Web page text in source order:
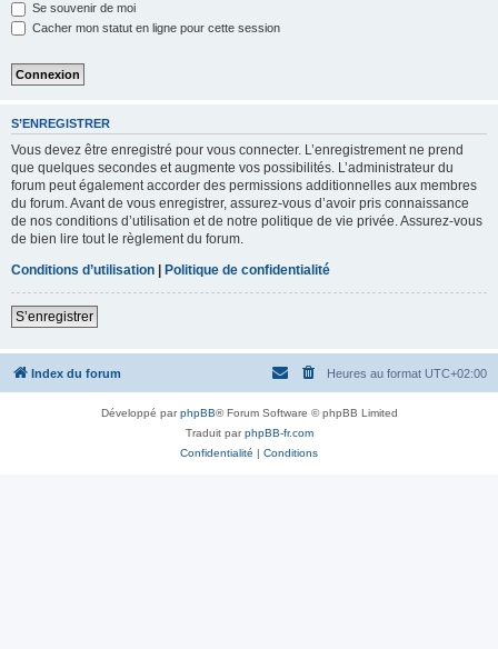
Se souvenir de moi
Cacher mon statut en ligne pour cette session
S’ENREGISTRER
Vous devez être enregistré pour vous connecter. L’enregistrement ne prend
que quelques secondes et augmente vos possibilités. L’administrateur du
forum peut également accorder des permissions additionnelles aux membres
du forum. Avant de vous enregistrer, assurez-vous d’avoir pris connaissance
de nos conditions d’utilisation et de notre politique de vie privée. Assurez-vous
de bien lire tout le règlement du forum.
Conditions d’utilisation | Politique de confidentialité
S’enregistrer
Index du forum Heures au format UTC+02:00
Développé parphpBB® Forum Software © phpBB Limited
Traduit parphpBB-fr.com
Confidentialité | Conditions